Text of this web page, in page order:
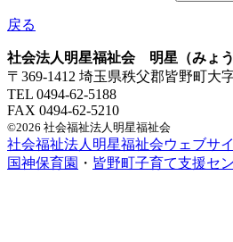
戻る
社会法人明星福祉会 明星（みょ
〒369-1412 埼玉県秩父郡皆野町大
TEL 0494-62-5188
FAX 0494-62-5210
©2026 社会福祉法人明星福祉会
社会福祉法人明星福祉会ウェブサ
国神保育園 ・ 皆野町子育て支援セ